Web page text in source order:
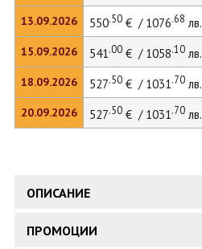
13.09.2026
15.09.2026
18.09.2026
20.09.2026
550.50€ / 1076.68 лв.
541.00€ / 1058.10лв.
527.50€ / 1031.70лв.
527.50€ / 1031.70лв.
ОПИСАНИЕ
ПРОМОЦИИ